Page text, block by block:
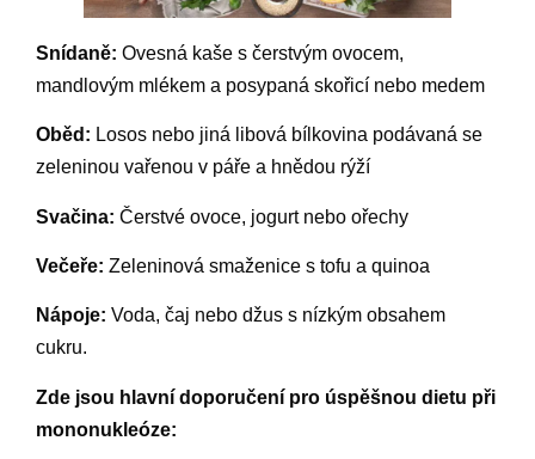
Snídaně: Ovesná kaše s čerstvým ovocem,
mandlovým mlékem a posypaná skořicí nebo medem
Oběd: Losos nebo jiná libová bílkovina podávaná se
zeleninou vařenou v páře a hnědou rýží
Svačina: Čerstvé ovoce, jogurt nebo ořechy
Večeře: Zeleninová smaženice s tofu a quinoa
Nápoje: Voda, čaj nebo džus s nízkým obsahem
cukru.
Zde jsou hlavní doporučení pro úspěšnou dietu při
mononukleóze: